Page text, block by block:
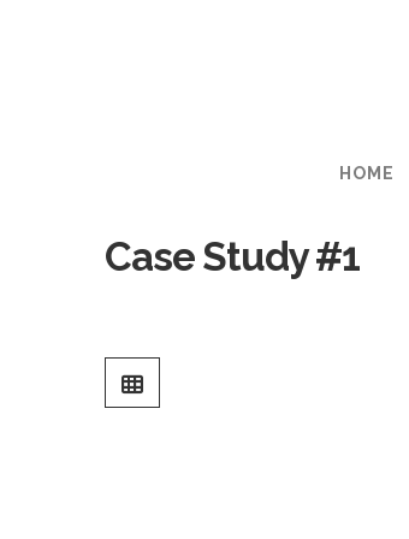
HOME
Case Study #1